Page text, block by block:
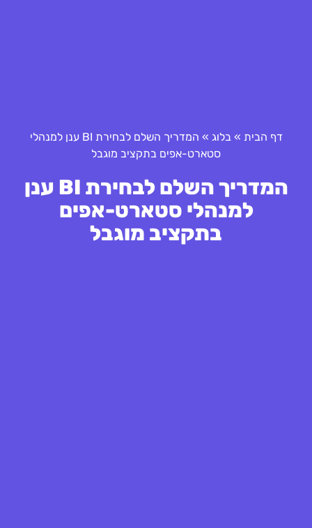
דף הבית » בלוג »
המדריך השלם לבחירת BI ענן למנהלי
סטארט-אפים בתקציב מוגבל
המדריך השלם לבחירת BI ענן
למנהלי סטארט-אפים
בתקציב מוגבל